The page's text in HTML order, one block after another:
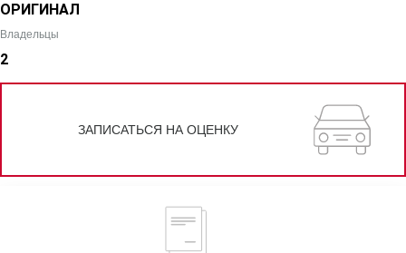
ОРИГИНАЛ
Владельцы
2
ЗАПИСАТЬСЯ НА ОЦЕНКУ